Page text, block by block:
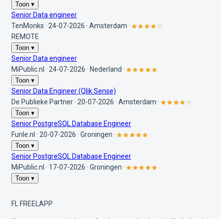
Toon ▾
Senior Data engineer
TenMonks · 24-07-2026 · Amsterdam ·
REMOTE
Toon ▾
Senior Data engineer
MiPublic.nl · 24-07-2026 · Nederland ·
Toon ▾
Senior Data Engineer (Qlik Sense)
De Publieke Partner · 20-07-2026 · Amsterdam ·
Toon ▾
Senior PostgreSQL Database Engineer
Funle.nl · 20-07-2026 · Groningen ·
Toon ▾
Senior PostgreSQL Database Engineer
MiPublic.nl · 17-07-2026 · Groningen ·
Toon ▾
FL FREELAPP